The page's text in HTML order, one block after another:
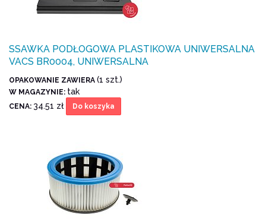
SSAWKA PODŁOGOWA PLASTIKOWA UNIWERSALNA
VACS BR0004, UNIWERSALNA
OPAKOWANIE ZAWIERA (1 szt.)
W MAGAZYNIE: tak
CENA: 34.51 zł Do koszyka